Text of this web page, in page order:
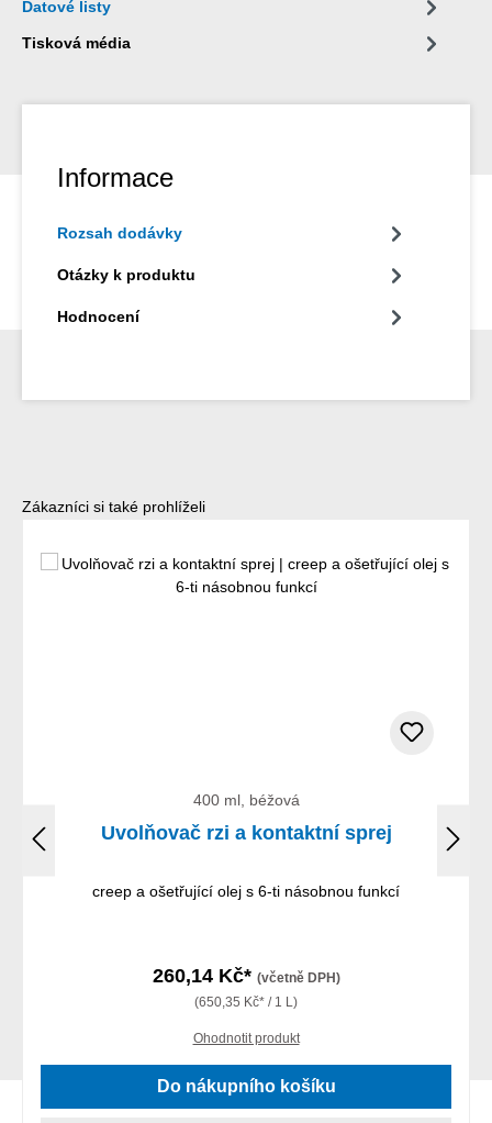
Datové listy
Tisková média
Informace
Rozsah dodávky
Otázky k produktu
Hodnocení
Přeskočit galerii produktů
Zákazníci si také prohlíželi
400 ml, béžová
Uvolňovač rzi a kontaktní sprej
creep a ošetřující olej s 6-ti násobnou funkcí
260,14 Kč* (včetně DPH)
(650,35 Kč* / 1 L)
Ohodnotit produkt
Do nákupního košíku